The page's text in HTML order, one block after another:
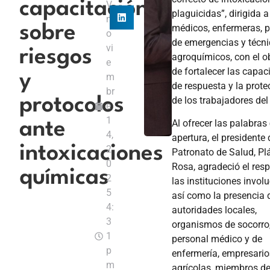
capacitación
sobre
riesgos
y
protocolos
ante
intoxicaciones
químicas
V
n
o
vi
e
m
br
e
1
4,
2
0
2
5
4:
3
1
p
m
plaguicidas”, dirigida a
médicos, enfermeras,
de emergencias y
agroquímicos, con el
de fortalecer las
de respuesta y la
de los trabajadores
Al ofrecer las palabras
apertura, el presidente
Patronato de Salud,
Rosa, agradeció el
las instituciones
así como la presencia
autoridades locales,
organismos de
personal médico y de
enfermería,